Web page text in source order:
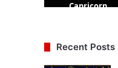
Recent Posts